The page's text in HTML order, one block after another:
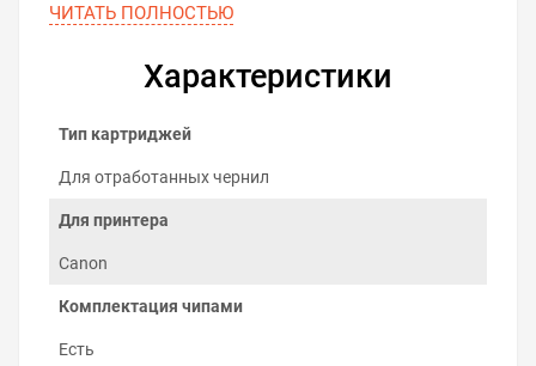
Как заменить ёмкость для
ЧИТАТЬ ПОЛНОСТЬЮ
Характеристики
Тип картриджей
Для отработанных чернил
Для принтера
Canon
Комплектация чипами
Есть